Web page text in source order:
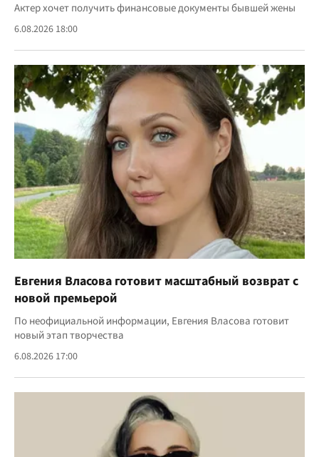
Актер хочет получить финансовые документы бывшей жены
6.08.2026 18:00
Евгения Власова готовит масштабный возврат с
новой премьерой
По неофициальной информации, Евгения Власова готовит
новый этап творчества
6.08.2026 17:00